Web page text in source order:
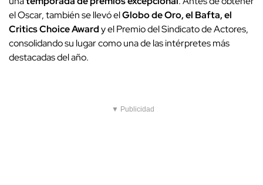
el Oscar, también se llevó elGlobo de Oro, el Bafta, el
Critics Choice Awardy el Premio del Sindicato de Actores,
consolidando su lugar como una de las intérpretes más
destacadas del año.
▼ Publicidad